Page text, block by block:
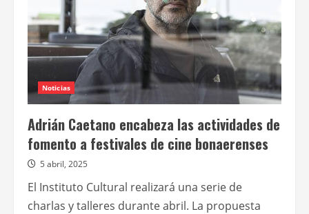
fomento
festivales
de
cine
bonaerenses
Noticias
Adrián Caetano encabeza las actividades de
fomento a festivales de cine bonaerenses
5 abril, 2025
El Instituto Cultural realizará una serie de
charlas y talleres durante abril. La propuesta